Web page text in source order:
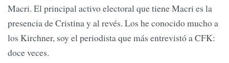
Macri. El principal activo electoral que tiene Macri es la
presencia de Cristina y al revés. Los he conocido mucho a
los Kirchner, soy el periodista que más entrevistó a CFK:
doce veces.